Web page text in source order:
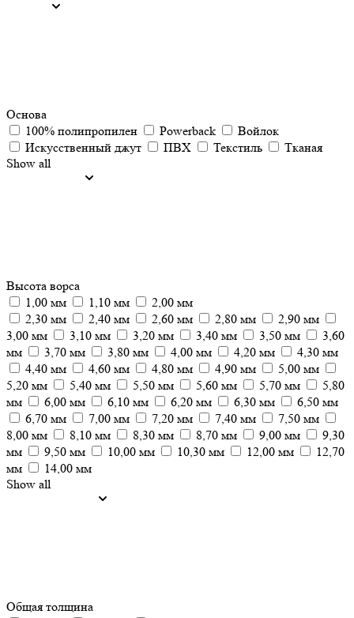
Основа
100% полипропилен
Powerback
Войлок
Искусственный джут
ПВХ Текстиль
Тканая
Show all
Высота ворса
1,00 мм
1,10 мм
2,00 мм
2,30 мм
2,40 мм 2,60 мм 2,80 мм
2,90 мм
3,00 мм
3,10 мм 3,20 мм 3,40 мм 3,50 мм
3,60
мм
3,70 мм 3,80 мм 4,00 мм 4,20 мм
4,30 мм
4,40 мм
4,60 мм 4,80 мм 4,90 мм
5,00 мм
5,20 мм
5,40 мм 5,50 мм 5,60 мм 5,70 мм
5,80
мм
6,00 мм 6,10 мм 6,20 мм 6,30 мм
6,50 мм
6,70 мм
7,00 мм 7,20 мм 7,40 мм
7,50 мм
8,00 мм
8,10 мм 8,30 мм 8,70 мм 9,00 мм
9,30
мм
9,50 мм 10,00 мм 10,30 мм 12,00 мм
12,70
мм
14,00 мм
Show all
Общая толщина